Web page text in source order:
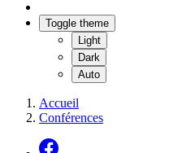
Toggle theme
Light
Dark
Auto
Accueil
Conférences